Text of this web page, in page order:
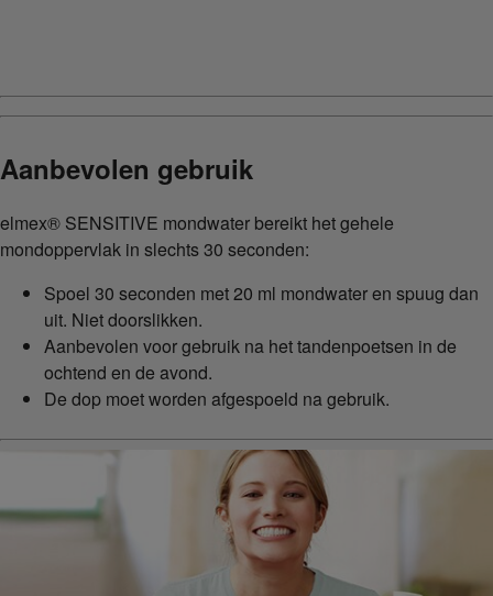
Aanbevolen gebruik
elmex® SENSITIVE mondwater bereikt het gehele
mondoppervlak in slechts 30 seconden:
Spoel 30 seconden met 20 ml mondwater en spuug dan
uit. Niet doorslikken.
Aanbevolen voor gebruik na het tandenpoetsen in de
ochtend en de avond.
De dop moet worden afgespoeld na gebruik.